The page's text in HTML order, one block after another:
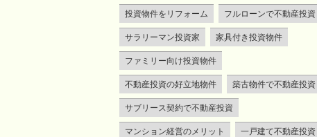
投資物件をリフォーム フルローンで不動産投資
サラリーマン投資家 家具付き投資物件
ファミリー向け投資物件
不動産投資の好立地物件 築古物件で不動産投資
サブリース契約で不動産投資
マンション経営のメリット 一戸建て不動産投資